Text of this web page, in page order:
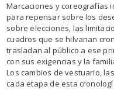
Marcaciones y coreografías
para repensar sobre los
sobre elecciones, las
cuadros que se hilvanan
trasladan al público a ese
con sus exigencias y la
Los cambios de vestuario,
cada etapa de esta